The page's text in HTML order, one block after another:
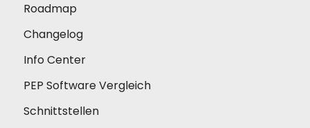
Roadmap
Changelog
Info Center
PEP Software Vergleich
Schnittstellen